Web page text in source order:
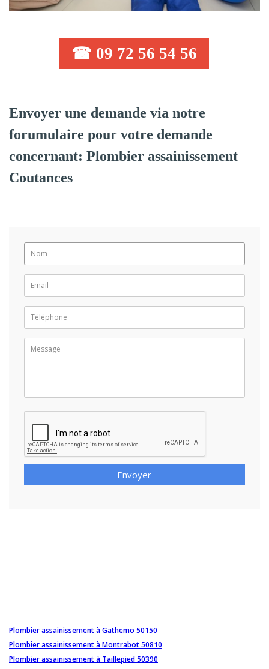
☎ 09 72 56 54 56
Envoyer une demande via notre
forumulaire pour votre demande
concernant: Plombier assainissement
Coutances
Envoyer
Plombier assainissement à Gathemo 50150
Plombier assainissement à Montrabot 50810
Plombier assainissement à Taillepied 50390